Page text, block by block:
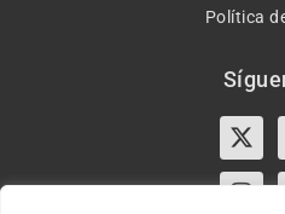
Política
X-